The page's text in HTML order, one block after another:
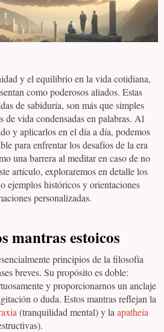
y el equilibrio en la vida cotidiana,
como poderosos aliados. Estas
de sabiduría, son más que simples
de vida condensadas en palabras. Al
y aplicarlos en el día a día, podemos
para enfrentar los desafíos de la era
una barrera al meditar en caso de no
artículo, exploraremos en detalle los
ejemplos históricos y orientaciones
personalizadas.
mantras estoicos
principios de la filosofía
breves. Su propósito es doble:
y proporcionarnos un anclaje
o duda. Estos mantras reflejan la
(tranquilidad mental) y la apatheia